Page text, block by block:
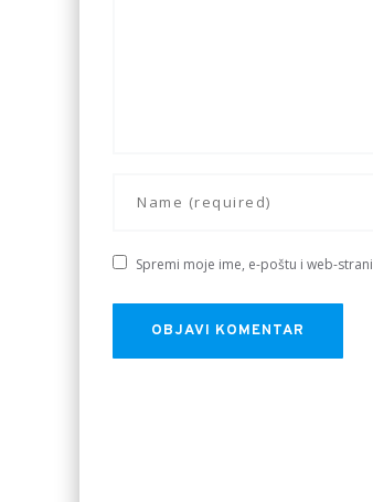
Spremi moje ime, e-poštu i web-